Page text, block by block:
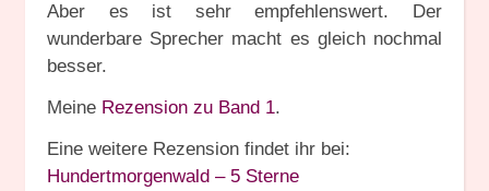
Aber es ist sehr empfehlenswert. Der
wunderbare Sprecher macht es gleich nochmal
besser.
Meine Rezension zu Band 1.
Eine weitere Rezension findet ihr bei:
Hundertmorgenwald – 5 Sterne